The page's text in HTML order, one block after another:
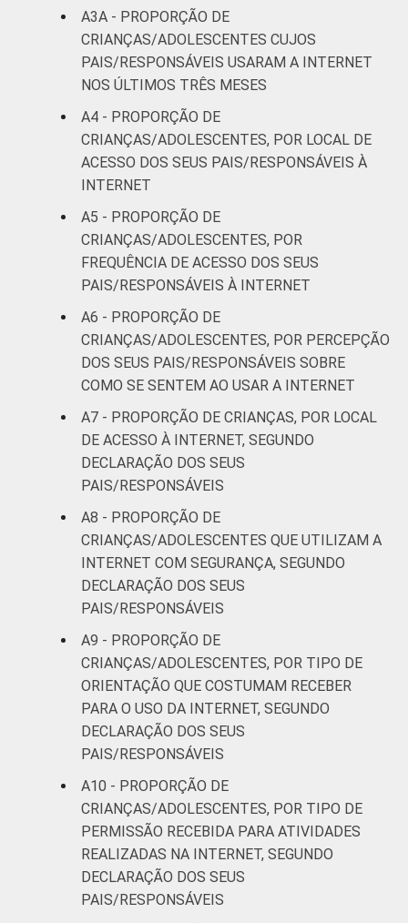
De 13 a 14
anos
anos
RENDA
FAMILIAR
Até 1 SM 35
Mais de 1
SM até 2 SM
Mais de 2
Mais de 3
SM
47
CLASSE
SOCIAL
AB 68
C
¹Base: 2 105 usuários de Internet de 9 a 17
anos. Respostas estimuladas. Cada item
apresentado se refere apenas aos
resultados da alternativa "sim". Dados
coletados entre outubro de 2014 e fevereiro
de 2015.
Fonte: NIC.br - out 2014 / fev 2015
A3A - PROPORÇÃO DE
CRIANÇAS/ADOLESCENTES CUJOS
PAIS/RESPONSÁVEIS USARAM A INTERNET
NOS ÚLTIMOS TRÊS MESES
A4 - PROPORÇÃO DE
CRIANÇAS/ADOLESCENTES, POR LOCAL DE
ACESSO DOS SEUS PAIS/RESPONSÁVEIS À
INTERNET
A5 - PROPORÇÃO DE
CRIANÇAS/ADOLESCENTES, POR
FREQUÊNCIA DE ACESSO DOS SEUS
PAIS/RESPONSÁVEIS À INTERNET
A6 - PROPORÇÃO DE
CRIANÇAS/ADOLESCENTES, POR PERCEPÇÃO
DOS SEUS PAIS/RESPONSÁVEIS SOBRE
COMO SE SENTEM AO USAR A INTERNET
A7 - PROPORÇÃO DE CRIANÇAS, POR LOCAL
DE ACESSO À INTERNET, SEGUNDO
DECLARAÇÃO DOS SEUS
PAIS/RESPONSÁVEIS
A8 - PROPORÇÃO DE
CRIANÇAS/ADOLESCENTES QUE UTILIZAM A
INTERNET COM SEGURANÇA, SEGUNDO
DECLARAÇÃO DOS SEUS
PAIS/RESPONSÁVEIS
A9 - PROPORÇÃO DE
CRIANÇAS/ADOLESCENTES, POR TIPO DE
ORIENTAÇÃO QUE COSTUMAM RECEBER
PARA O USO DA INTERNET, SEGUNDO
DECLARAÇÃO DOS SEUS
PAIS/RESPONSÁVEIS
A10 - PROPORÇÃO DE
CRIANÇAS/ADOLESCENTES, POR TIPO DE
PERMISSÃO RECEBIDA PARA ATIVIDADES
REALIZADAS NA INTERNET, SEGUNDO
DECLARAÇÃO DOS SEUS
PAIS/RESPONSÁVEIS